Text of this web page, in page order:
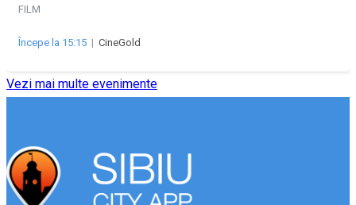
FILM
Începe la 15:15 | CineGold
Vezi mai multe evenimente